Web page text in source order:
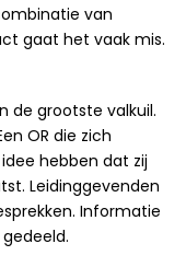
van
gaat het vaak mis.
de grootste valkuil.
OR die zich
hebben dat zij
Leidinggevenden
Informatie